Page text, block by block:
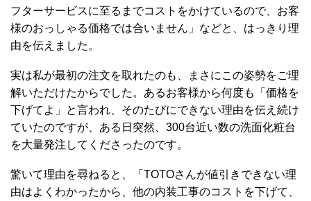
フターサービスに至るまでコストをかけているので、お客
様のおっしゃる価格では合いません」などと、はっきり理
由を伝えました。
実は私が最初の注文を取れたのも、まさにこの姿勢をご理
解いただけたからでした。あるお客様から何度も「価格を
下げてよ」と言われ、そのたびにできない理由を伝え続け
ていたのですが、ある日突然、300台近い数の洗面化粧台
を大量発注してくださったのです。
驚いて理由を尋ねると、「TOTOさんが値引きできない理
由はよくわかったから、他の内装工事のコストを下げて、